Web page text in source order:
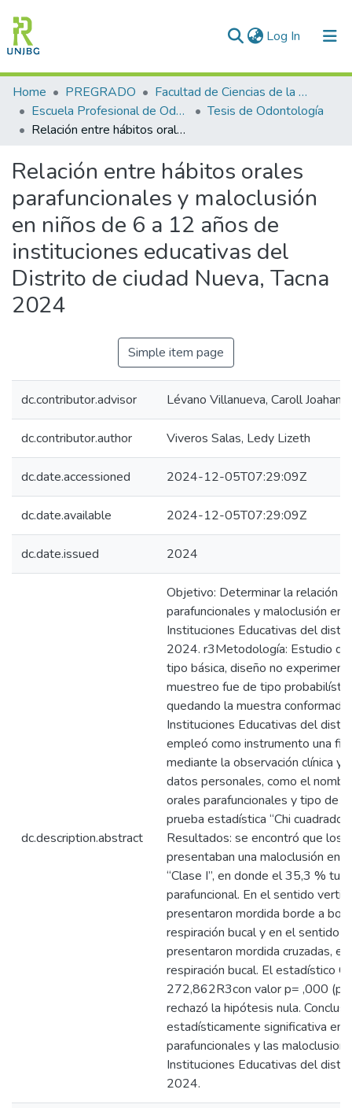
Log In (current)
Communities & Collections
All of DSpace
Enviar tesis
Home PREGRADO
Facultad de Ciencias de la Salud
Escuela Profesional de Odontología
Tesis de Odontología
Relación entre hábitos orales parafuncionales y maloclusión en niños de 6 a 12 años de instituciones educativas del Distrito de ciudad Nueva, Tacna 2024
Relación entre hábitos orales
parafuncionales y maloclusión
en niños de 6 a 12 años de
instituciones educativas del
Distrito de ciudad Nueva, Tacna
2024
Simple item page
dc.contributor.advisor Lévano Villanueva, Caroll
dc.contributor.author Viveros Salas, Ledy Lizeth
dc.date.accessioned 2024-12-05T07:29:09Z
dc.date.available 2024-12-05T07:29:09Z
dc.date.issued 2024
dc.description.abstract
Objetivo: Determinar la relación
parafuncionales y maloclusión en
Instituciones Educativas del
2024. r3Metodología: Estudio
tipo básica, diseño no
muestreo fue de tipo
quedando la muestra
Instituciones Educativas del
empleó como instrumento una
mediante la observación clínica y
datos personales, como el
orales parafuncionales y tipo de
prueba estadística “Chi
Resultados: se encontró que los
presentaban una maloclusión en
“Clase I”, en donde el 35,3 %
parafuncional. En el sentido
presentaron mordida borde a
respiración bucal y en el sentido
presentaron mordida cruzadas,
respiración bucal. El estadístico
272,862R3con valor p= ,000
rechazó la hipótesis nula.
estadísticamente significativa
parafuncionales y las
Instituciones Educativas del
2024.